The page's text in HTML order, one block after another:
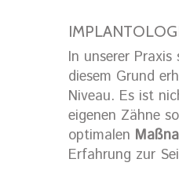
In unserer
diesem Grund
Niveau. Es ist
eigenen Zähne
optimalen
Erfahrung zur